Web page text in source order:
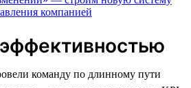
команду по длинному пути